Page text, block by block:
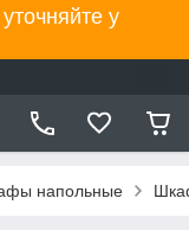
у
напольные